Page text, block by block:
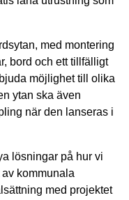
med montering
bord och ett tillfälligt
möjlighet till olika
ytan ska även
när den lanseras i
lösningar på hur vi
kommunala
med projektet